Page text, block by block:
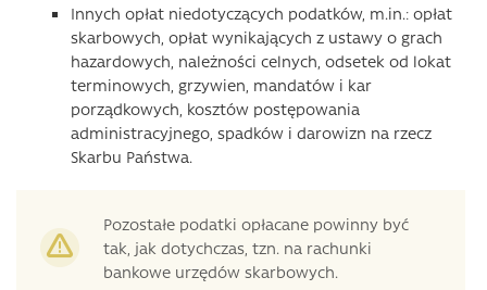
Innych opłat niedotyczących podatków, m.in.: opłat
skarbowych, opłat wynikających z ustawy o grach
hazardowych, należności celnych, odsetek od lokat
terminowych, grzywien, mandatów i kar
porządkowych, kosztów postępowania
administracyjnego, spadków i darowizn na rzecz
Skarbu Państwa.
Pozostałe podatki opłacane powinny być
tak, jak dotychczas, tzn. na rachunki
bankowe urzędów skarbowych.